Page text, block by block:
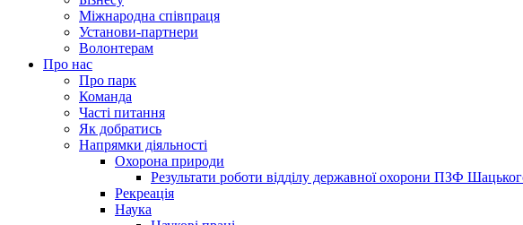
Міжнародна співпраця
Установи-партнери
Волонтерам
Про нас
Про парк
Команда
Часті питання
Як добратись
Напрямки діяльності
Охорона природи
Результати роботи відділу державної охорони ПЗФ
Рекреація
Наука